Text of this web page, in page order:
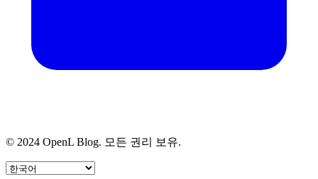
© 2024 OpenL Blog. 모든 권리 보유.